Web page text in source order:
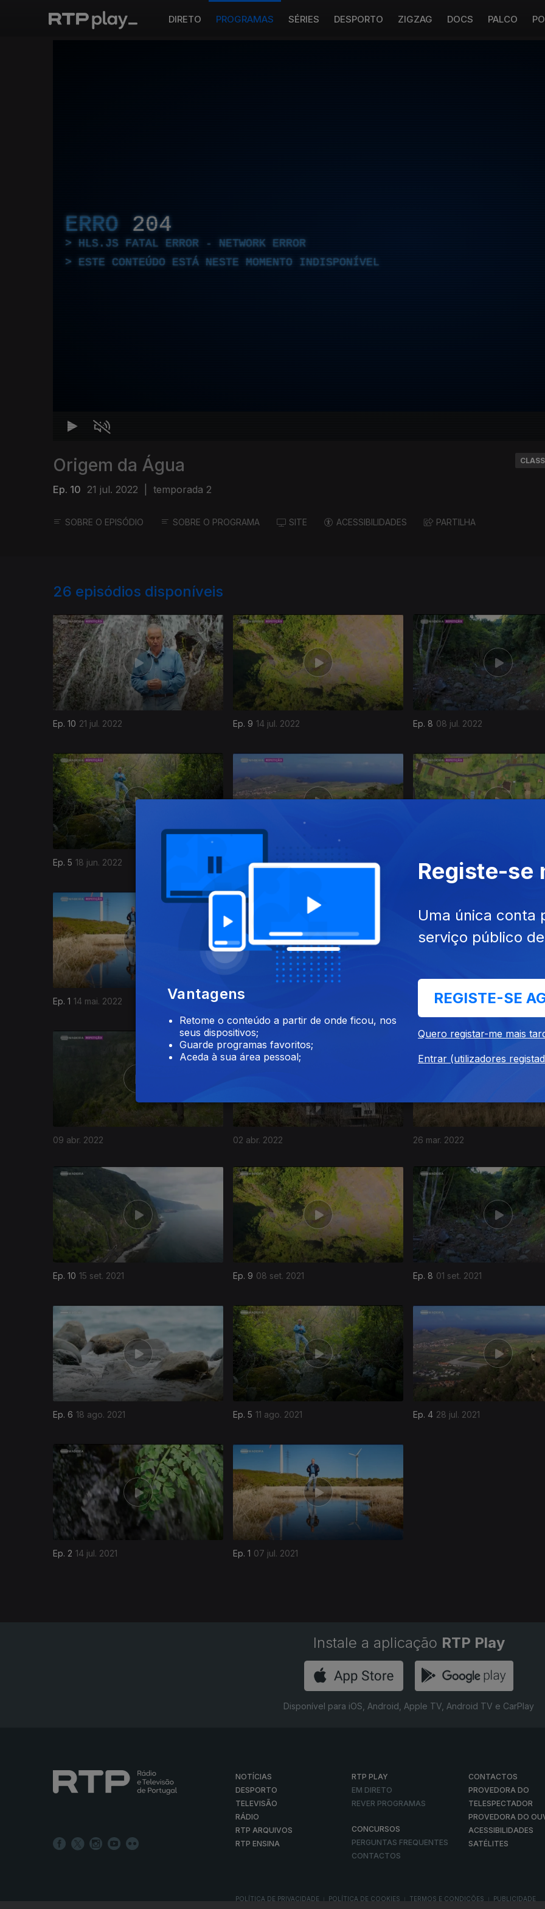
DIRETO PROGRAMAS SÉRIES DESPORTO ZIGZAG DOCS PALCO
ERRO 204
HLS.JS FATAL ERROR - NETWORK ERROR
ESTE CONTEÚDO ESTÁ NESTE MOMENTO INDISPONÍVEL
Origem da Água
Ep. 10 21 jul. 2022 temporada 2
SOBRE O EPISÓDIO SOBRE O PROGRAMA SITE ACESSIBILIDADES PARTILHA
26 episódios disponíveis
Ep. 10 21 jul. 2022 Ep. 9 14 jul. 2022 Ep. 8 08 jul. 2022
Ep. 5 18 jun. 2022 Ep. 4 11 jun. 2022 Ep. 3 28 mai. 2022
Ep. 1 14 mai. 2022 07 mai. 2022 30 abr. 2022
611380
09 abr. 2022 02 abr. 2022 26 mar. 2022
Ep. 10 15 set. 2021 Ep. 9 08 set. 2021 Ep. 8 01 set. 2021
Ep. 6 18 ago. 2021 Ep. 5 11 ago. 2021 Ep. 4 28 jul. 2021
559359
Ep. 2 14 jul. 2021 Ep. 1 07 jul. 2021
556587
Instale a aplicação RTP Play
Disponível para iOS, Android, Apple TV, Android TV e CarPlay
NOTÍCIAS
DESPORTO
TELEVISÃO
RÁDIO
RTP ARQUIVOS
RTP ENSINA
RTP PLAY
EM DIRETO
REVER PROGRAMAS
CONCURSOS
PERGUNTAS FREQUENTES
CONTACTOS
CONTACTOS
PROVEDORA DO
TELESPECTADOR
PROVEDORA DO
ACESSIBILIDADES
SATÉLITES
POLÍTICA DE PRIVACIDADE POLÍTICA DE COOKIES TERMOS E CONDIÇÕES PUBLICIDADE
Vantagens
Retome o conteúdo a partir de onde ficou, nos
seus dispositivos;
Guarde programas favoritos;
Aceda à sua área pessoal;
Registe-se
Uma única conta
serviço público
REGISTE-SE
Quero registar-me mais
Entrar (utilizadores